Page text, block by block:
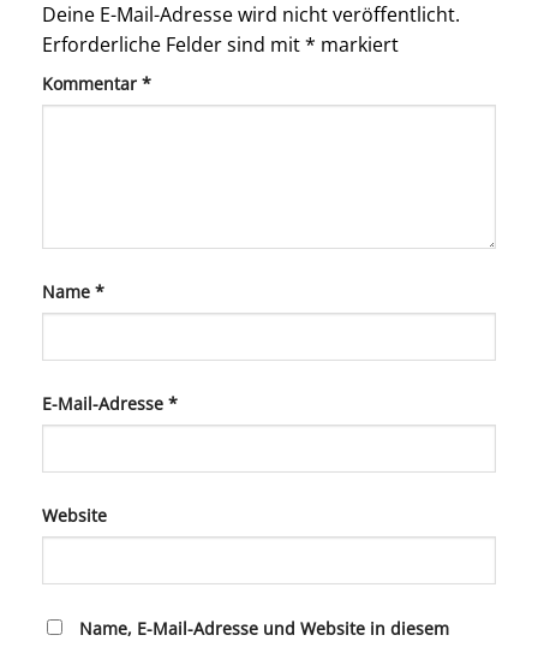
Deine E-Mail-Adresse wird nicht veröffentlicht.
Erforderliche Felder sind mit* markiert
Kommentar *
Name *
E-Mail-Adresse *
Website
Name, E-Mail-Adresse und Website in diesem